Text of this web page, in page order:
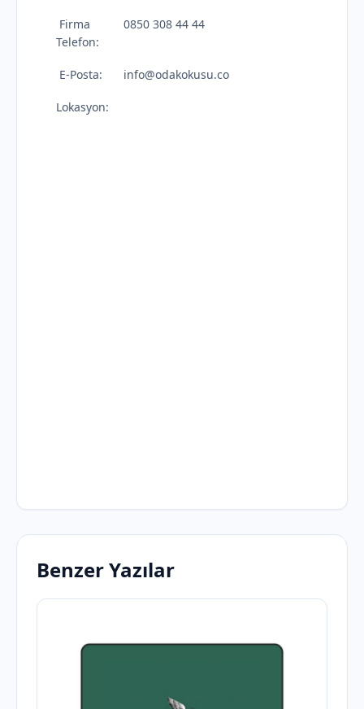
Firma
Telefon:
0850 308 44 44
E-Posta: info@odakokusu.co
Lokasyon:
Benzer Yazılar